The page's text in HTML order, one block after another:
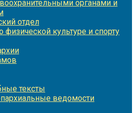
органами и
отдел
физической культуре и спорту
тексты
ведомости